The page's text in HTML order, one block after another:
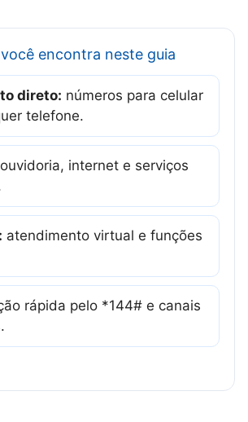
encontra neste guia
direto: números para celular
telefone.
ouvidoria, internet e serviços
atendimento virtual e funções
rápida pelo *144# e canais